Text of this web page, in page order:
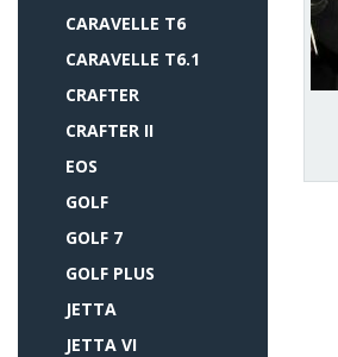
CARAVELLE T6
CARAVELLE T6.1
CRAFTER
CRAFTER II
EOS
GOLF
GOLF 7
GOLF PLUS
JETTA
JETTA VI